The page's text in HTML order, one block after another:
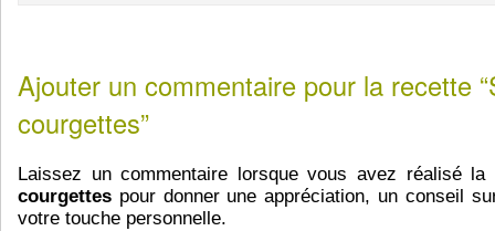
Ajouter un commentaire pour la recette
courgettes”
Laissez un commentaire lorsque vous avez réalisé
courgettes pour donner une appréciation, un conseil
votre touche personnelle.